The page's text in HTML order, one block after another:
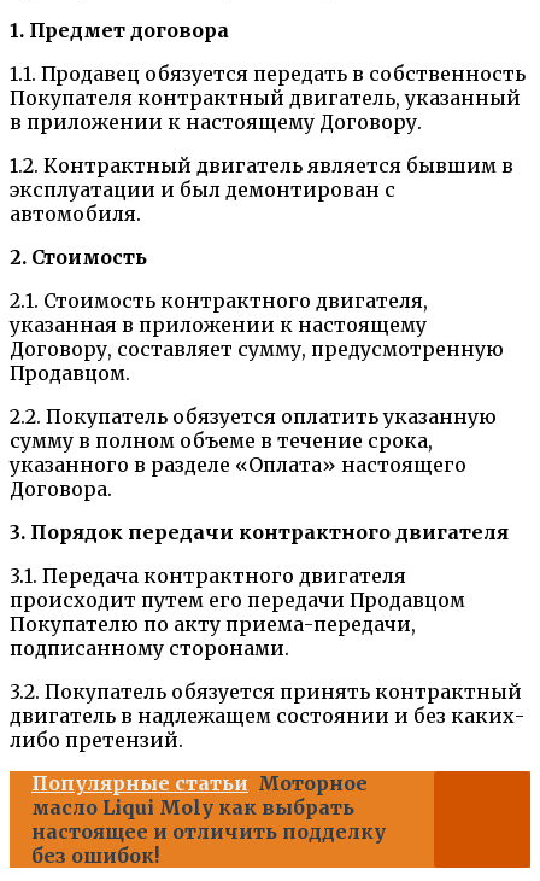
1. Предмет договора
1.1. Продавец обязуется передать в собственность
Покупателя контрактный двигатель, указанный
в приложении к настоящему Договору.
1.2. Контрактный двигатель является бывшим в
эксплуатации и был демонтирован с
автомобиля.
2. Стоимость
2.1. Стоимость контрактного двигателя,
указанная в приложении к настоящему
Договору, составляет сумму, предусмотренную
Продавцом.
2.2. Покупатель обязуется оплатить указанную
сумму в полном объеме в течение срока,
указанного в разделе «Оплата» настоящего
Договора.
3. Порядок передачи контрактного двигателя
3.1. Передача контрактного двигателя
происходит путем его передачи Продавцом
Покупателю по акту приема-передачи,
подписанному сторонами.
3.2. Покупатель обязуется принять контрактный
двигатель в надлежащем состоянии и без каких-
либо претензий.
Популярные статьи Моторное
масло Liqui Moly как выбрать
настоящее и отличить подделку
без ошибок!